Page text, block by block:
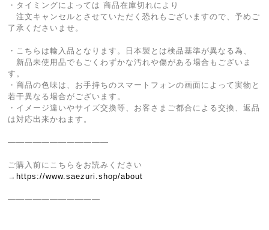
・タイミングによっては 商品在庫切れにより
注文キャンセルとさせていただく恐れもございますので、予めご
了承くださいませ。
・こちらは輸入品となります。日本製とは検品基準が異なる為、
新品未使用品でもごくわずかな汚れや傷がある場合もございま
す。
・商品の色味は、お手持ちのスマートフォンの画面によって実物と
若干異なる場合がございます。
・イメージ違いやサイズ交換等、お客さまご都合による交換、返品
は対応出来かねます。
————————————
ご購入前にこちらをお読みください
→ https://www.saezuri.shop/about
———————————